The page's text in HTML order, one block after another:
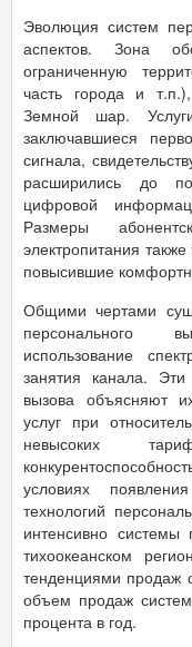
Эволюция систем
аспектов. Зона
ограниченную
часть города и
Земной шар.
заключавшиеся
сигнала,
расширились до
цифровой
Размеры
электропитания
повысившие
Общими чертами
персонального
использование
занятия канала. Эти
вызова объясняют
услуг при
невысоких
условиях
технологий
интенсивно системы
тихоокеанском
тенденциями продаж
объем продаж
процента в год.